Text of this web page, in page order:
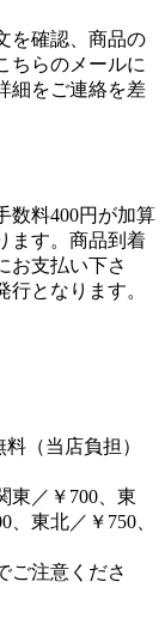
を確認、商品の
ちらのメールに
細をご連絡を差
数料400円が加算
ます。商品到着
お支払い下さ
となります。
（当店負担）
東／￥700、東
東北／￥750、
ご注意くださ